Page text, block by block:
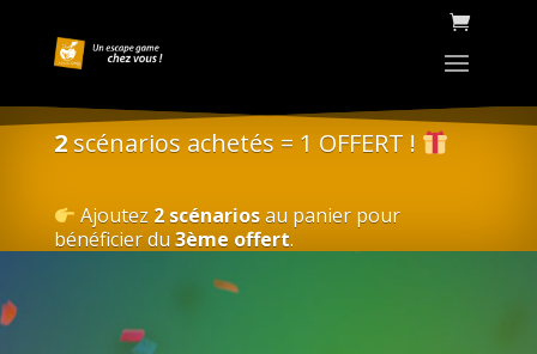
2scénarios achetés = 1 OFFERT !
Ajoutez 2 scénariosau panier pour
bénéficier du 3ème offert.